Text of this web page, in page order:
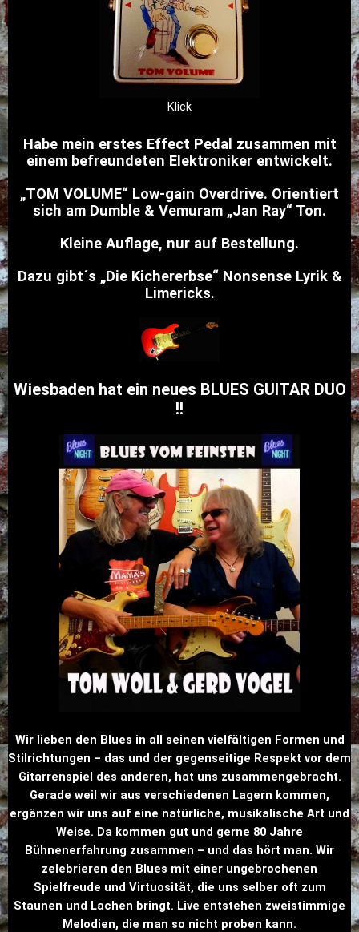
Klick
Habe mein erstes Effect Pedal zusammen mit
einem befreundeten Elektroniker entwickelt.
„TOM VOLUME“ Low-gain Overdrive. Orientiert
sich am Dumble & Vemuram „Jan Ray“ Ton.
Kleine Auflage, nur auf Bestellung.
Dazu gibt´s „Die Kichererbse“ Nonsense Lyrik &
Limericks.
Wiesbaden hat ein neues BLUES GUITAR DUO
!!
Wir lieben den Blues in all seinen vielfältigen Formen und
Stilrichtungen – das und der gegenseitige Respekt vor dem
Gitarrenspiel des anderen, hat uns zusammengebracht.
Gerade weil wir aus verschiedenen Lagern kommen,
ergänzen wir uns auf eine natürliche, musikalische Art und
Weise. Da kommen gut und gerne 80 Jahre
Bühnenerfahrung zusammen – und das hört man. Wir
zelebrieren den Blues mit einer ungebrochenen
Spielfreude und Virtuosität, die uns selber oft zum
Staunen und Lachen bringt. Live entstehen zweistimmige
Melodien, die man so nicht proben kann.